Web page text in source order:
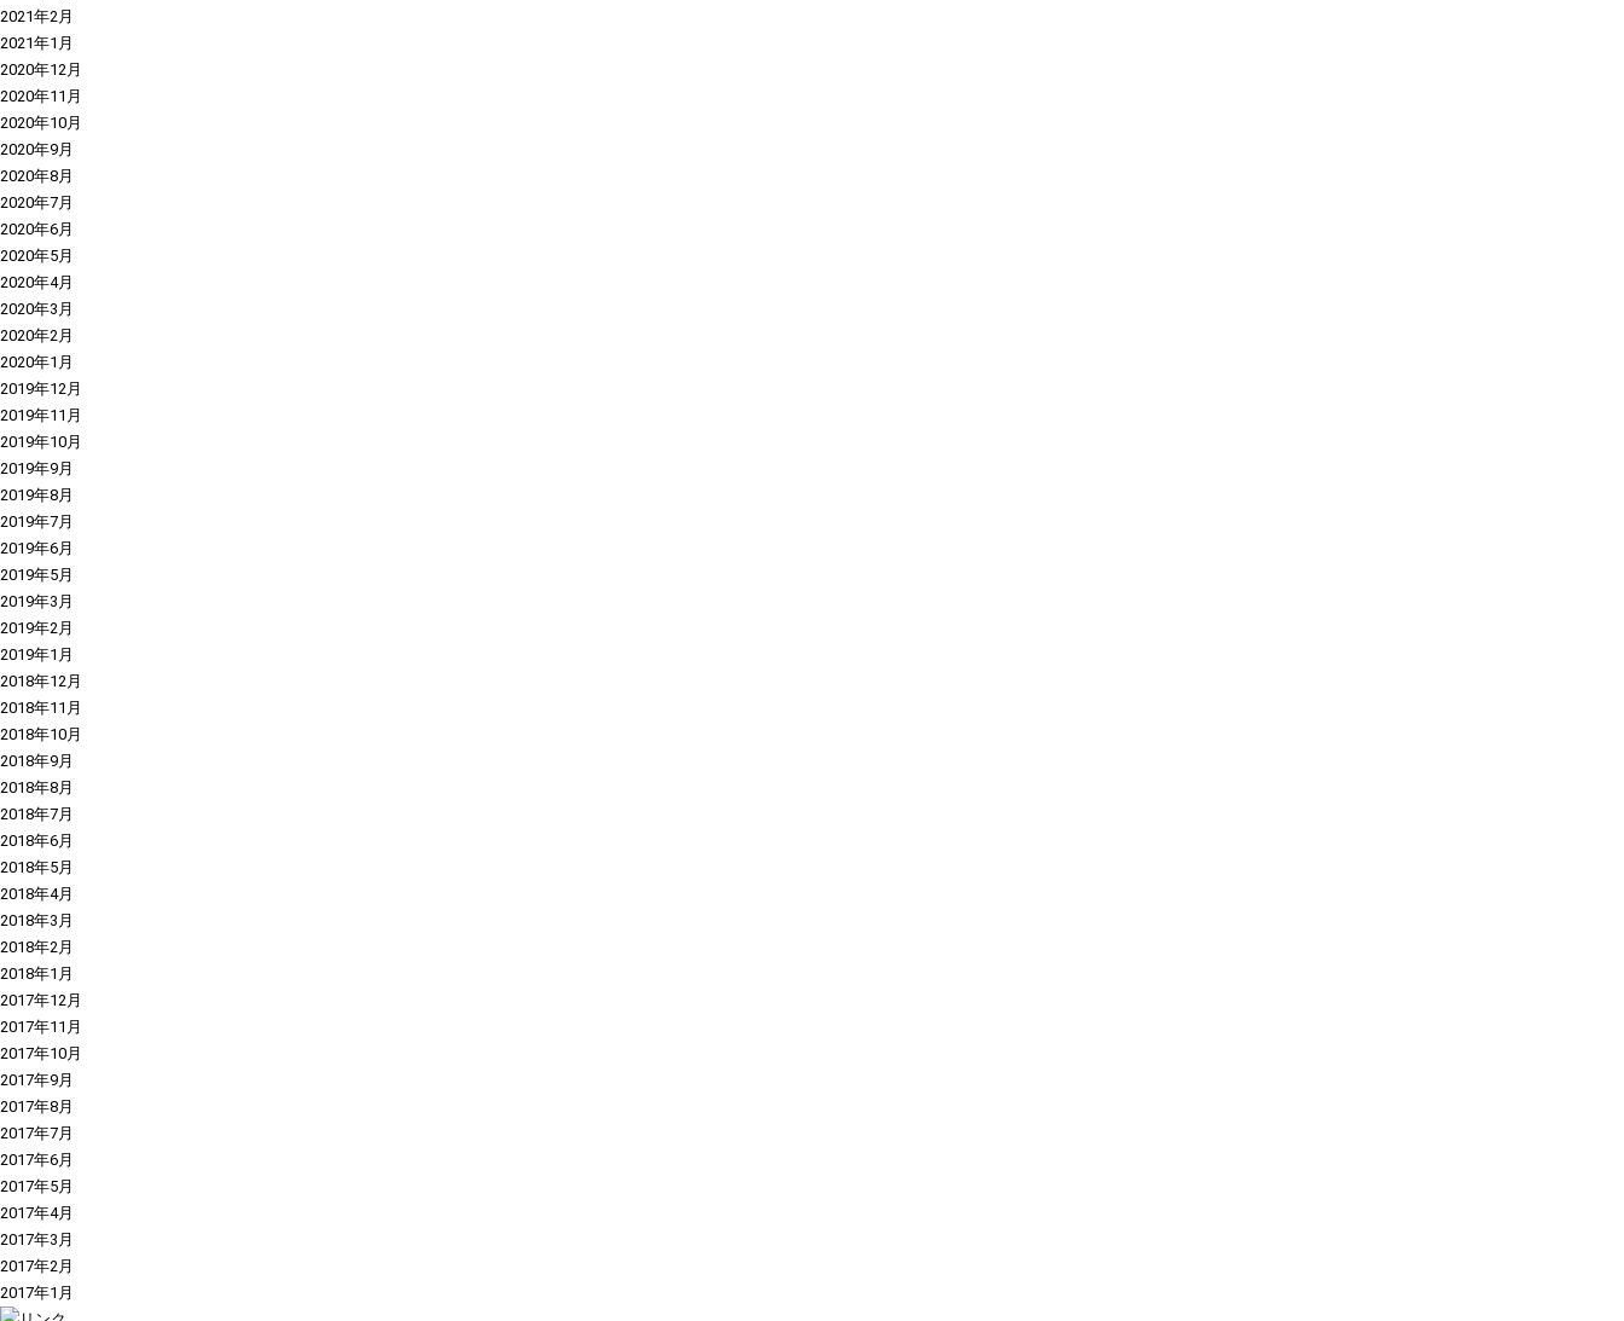
2021年2月
2021年1月
2020年12月
2020年11月
2020年10月
2020年9月
2020年8月
2020年7月
2020年6月
2020年5月
2020年4月
2020年3月
2020年2月
2020年1月
2019年12月
2019年11月
2019年10月
2019年9月
2019年8月
2019年7月
2019年6月
2019年5月
2019年3月
2019年2月
2019年1月
2018年12月
2018年11月
2018年10月
2018年9月
2018年8月
2018年7月
2018年6月
2018年5月
2018年4月
2018年3月
2018年2月
2018年1月
2017年12月
2017年11月
2017年10月
2017年9月
2017年8月
2017年7月
2017年6月
2017年5月
2017年4月
2017年3月
2017年2月
2017年1月